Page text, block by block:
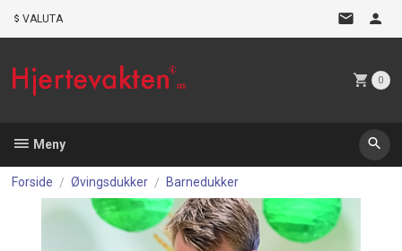
VALUTA
0
Meny
Forside Øvingsdukker Barnedukker